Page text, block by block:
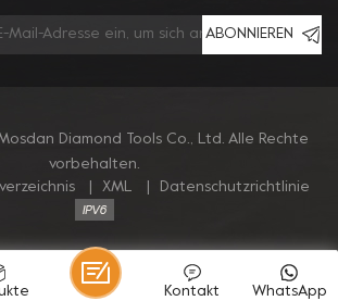
ABONNIEREN
Diamond Tools Co., Ltd. Alle Rechte
vorbehalten.
XML Datenschutzrichtlinie
WhatsApp
Kontakt